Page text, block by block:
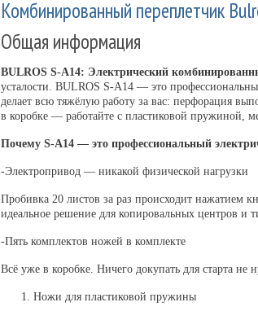
Комбинированный переплетчик
Общая информация
BULROS S-A14: Электрический
усталости. BULROS S-A14 — это
делает всю тяжёлую работу за вас: перфорация
в коробке — работайте с пластиковой пружиной,
Почему S-A14 — это профессиональный
-Электропривод — никакой физической нагрузки
Пробивка 20 листов за раз происходит нажатием
идеальное решение для копировальных центров и
-Пять комплектов ножей в комплекте
Всё уже в коробке. Ничего докупать для старта не
Ножи для пластиковой пружины